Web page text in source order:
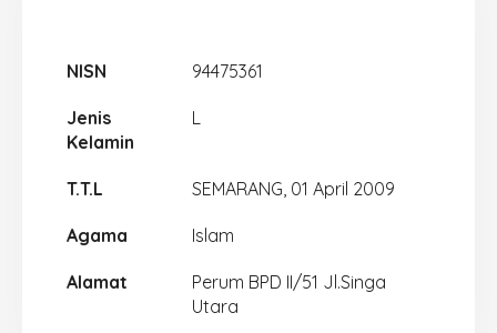
NISN 94475361
Jenis
Kelamin
L
T.T.L SEMARANG, 01 April 2009
Agama Islam
Alamat
Perum BPD II/51 Jl.Singa
Utara